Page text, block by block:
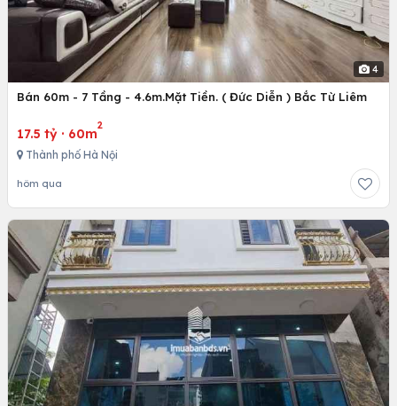
4
Bán 60m - 7 Tầng - 4.6m.Mặt Tiền. ( Đức Diễn ) Bắc Từ Liêm
17.5 tỷ · 60m
2
Thành phố Hà Nội
hôm qua